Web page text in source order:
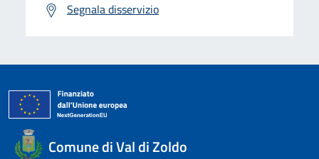
Segnala disservizio
Comune di Val di Zoldo